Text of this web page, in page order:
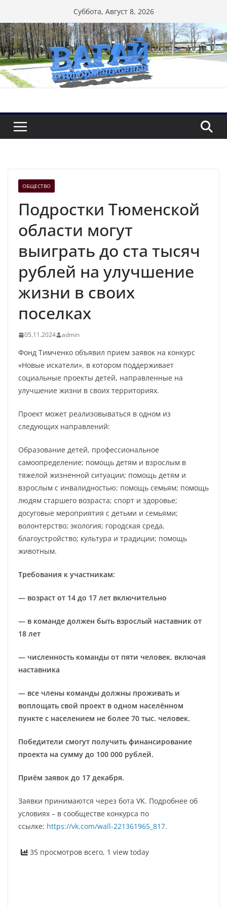
к
содержимому
Суббота, Август 8, 2026
ОБЩЕСТВО
Подростки Тюменской
области могут
выиграть до ста тысяч
рублей на улучшение
жизни в своих
поселках
05.11.2024 admin
Фонд Тимченко объявил прием заявок на конкурс
«Новые искатели», в котором поддерживает
социальные проекты детей, направленные на
улучшение жизни в своих территориях.
Проект может реализовываться в одном из
следующих направлений:
Образование детей, профессиональное
самоопределение; помощь детям и взрослым в
тяжелой жизненной ситуации; помощь детям и
взрослым с инвалидностью; помощь семьям; помощь
людям старшего возраста; спорт и здоровье;
досуговые мероприятия с детьми и семьями;
волонтерство; экология; городская среда,
благоустройство; культура и традиции; помощь
животным.
Требования к участникам:
— возраст от 14 до 17 лет включительно
— в команде должен быть взрослый наставник от
18 лет
— численность команды от пяти человек, включая
наставника
— все члены команды должны проживать и
воплощать свой проект в одном населённом
пункте с населением не более 70 тыс. человек.
Победители смогут получить финансирование
проекта на сумму до 100 000 рублей.
Приём заявок до 17 декабря.
Заявки принимаются через бота VK. Подробнее об
условиях – в сообществе конкурса по
ссылке: https://vk.com/wall-221361965_817.
35 просмотров всего, 1 view today